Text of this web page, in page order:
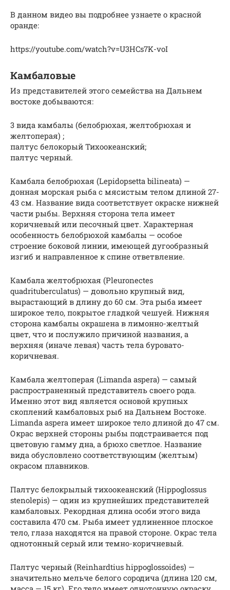
В данном видео вы подробнее узнаете о красной
оранде:
https://youtube.com/watch?v=U3HCs7K-voI
Камбаловые
Из представителей этого семейства на Дальнем
востоке добываются:
3 вида камбалы (белобрюхая, желтобрюхая и
желтоперая) ;
палтус белокорый Тихоокеанский;
палтус черный.
Камбала белобрюхая (Lepidopsetta bilineata) —
донная морская рыба с мясистым телом длиной 27-
43 см. Название вида соответствует окраске нижней
части рыбы. Верхняя сторона тела имеет
коричневый или песочный цвет. Характерная
особенность белобрюхой камбалы — особое
строение боковой линии, имеющей дугообразный
изгиб и направленное к спине ответвление.
Камбала желтобрюхая (Pleuronectes
quadrituberculatus) — довольно крупный вид,
вырастающий в длину до 60 см. Эта рыба имеет
широкое тело, покрытое гладкой чешуей. Нижняя
сторона камбалы окрашена в лимонно-желтый
цвет, что и послужило причиной названия, а
верхняя (иначе левая) часть тела буровато-
коричневая.
Камбала желтоперая (Limanda aspera) — самый
распространенный представитель своего рода.
Именно этот вид является основой крупных
скоплений камбаловых рыб на Дальнем Востоке.
Limanda aspera имеет широкое тело длиной до 47 см.
Окрас верхней стороны рыбы подстраивается под
цветовую гамму дна, а брюхо светлое. Название
вида обусловлено соответствующим (желтым)
окрасом плавников.
Палтус белокрылый тихоокеанский (Hippoglossus
stenolepis) — один из крупнейших представителей
камбаловых. Рекордная длина особи этого вида
составила 470 см. Рыба имеет удлиненное плоское
тело, глаза находятся на правой стороне. Окрас тела
однотонный серый или темно-коричневый.
Палтус черный (Reinhardtius hippoglossoides) —
значительно мельче белого сородича (длина 120 см,